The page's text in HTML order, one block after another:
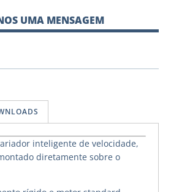
UMA MENSAGEM
inteligente de velocidade,
diretamente sobre o